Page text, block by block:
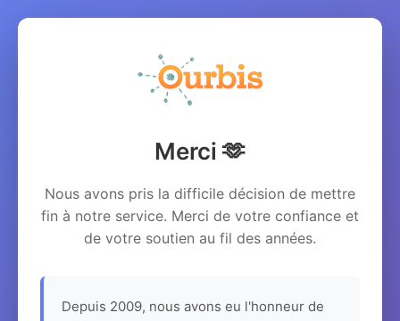
Merci 🫶
Nous avons pris la difficile décision de mettre
fin à notre service. Merci de votre confiance et
de votre soutien au fil des années.
Depuis 2009, nous avons eu l'honneur de